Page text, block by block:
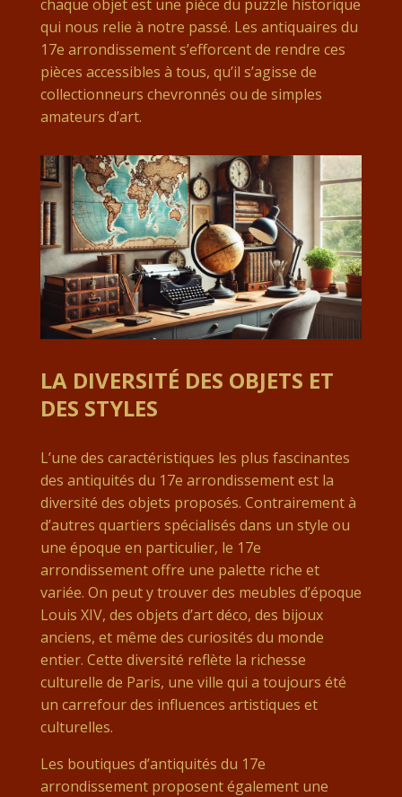
chaque objet est une pièce du puzzle historique
qui nous relie à notre passé. Les antiquaires du
17e arrondissement s’efforcent de rendre ces
pièces accessibles à tous, qu’il s’agisse de
collectionneurs chevronnés ou de simples
amateurs d’art.
LA DIVERSITÉ DES OBJETS ET
DES STYLES
L’une des caractéristiques les plus fascinantes
des antiquités du 17e arrondissement est la
diversité des objets proposés. Contrairement à
d’autres quartiers spécialisés dans un style ou
une époque en particulier, le 17e
arrondissement offre une palette riche et
variée. On peut y trouver des meubles d’époque
Louis XIV, des objets d’art déco, des bijoux
anciens, et même des curiosités du monde
entier. Cette diversité reflète la richesse
culturelle de Paris, une ville qui a toujours été
un carrefour des influences artistiques et
culturelles.
Les boutiques d’antiquités du 17e
arrondissement proposent également une